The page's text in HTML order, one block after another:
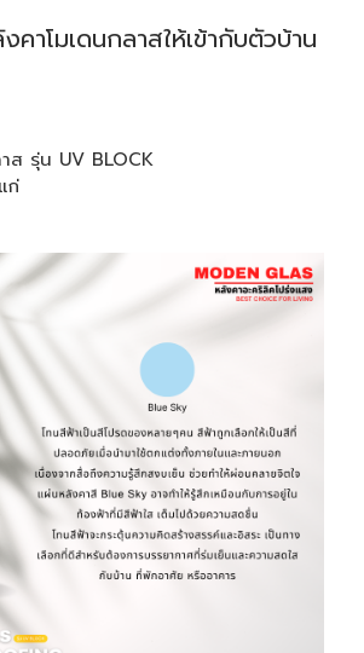
คาโมเดนกลาสให้เข้ากับตัวบ้าน
ส รุ่น UV BLOCK
ก่